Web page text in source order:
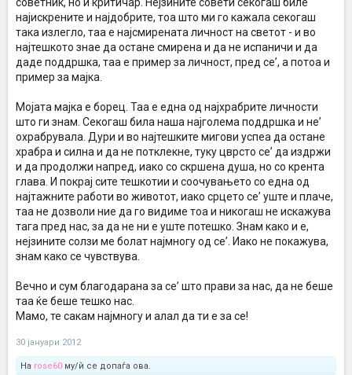
најискрените и најдобрите, тоа што ми го кажала секогаш
така излегло, таа е најсмирената личност на светот - и во
најтешкото знае да остане смирена и да не испаничи и да
даде поддршка, таа е пример за личност, пред се’, а потоа и
пример за мајка.
Мојата мајка е борец. Таа е една од најхрабрите личности
што ги знам. Секогаш била наша најголема поддршка и не’
охрабрувала. Дури и во најтешките мигови успеа да остане
храбра и силна и да не потклекне, туку цврсто се’ да издржи
и да продолжи напред, иако со скршена душа, но со крента
глава. И покрај сите тешкотии и соочувањето со една од
најтажните работи во животот, иако срцето се’ уште и плаче,
таа не дозволи ние да го видиме тоа и никогаш не искажува
тага пред нас, за да не ни е уште потешко. Знам како и е,
нејзините солзи ме болат најмногу од се’. Иако не покажува,
знам како се чувствува.
Вечно и сум благодарана за се’ што прави за нас, да не беше
таа ќе беше тешко нас.
Мамо, те сакам најмногу и алал да ти е за се!
30 јануари 2012
На rose60 му/ѝ се допаѓа ова.